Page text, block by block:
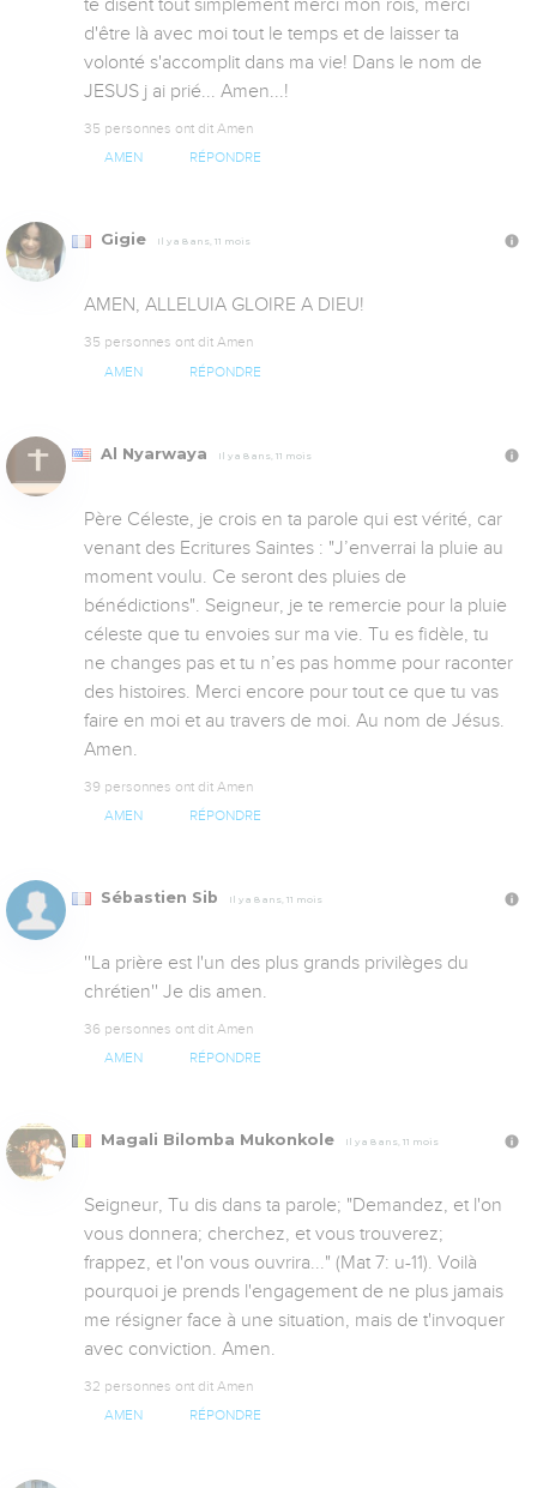
te disent tout simplement merci mon rois, merci
d'être là avec moi tout le temps et de laisser ta
volonté s'accomplit dans ma vie! Dans le nom de
JESUS j ai prié... Amen...!
35 personnes ont dit Amen
AMEN RÉPONDRE
Gigie Il y a 8 ans, 11 mois
AMEN, ALLELUIA GLOIRE A DIEU!
35 personnes ont dit Amen
AMEN RÉPONDRE
Al Nyarwaya Il y a 8 ans, 11 mois
Père Céleste, je crois en ta parole qui est vérité, car
venant des Ecritures Saintes : "J’enverrai la pluie au
moment voulu. Ce seront des pluies de
bénédictions". Seigneur, je te remercie pour la pluie
céleste que tu envoies sur ma vie. Tu es fidèle, tu
ne changes pas et tu n’es pas homme pour raconter
des histoires. Merci encore pour tout ce que tu vas
faire en moi et au travers de moi. Au nom de Jésus.
Amen.
39 personnes ont dit Amen
AMEN RÉPONDRE
Sébastien Sib Il y a 8 ans, 11 mois
''La prière est l'un des plus grands privilèges du
chrétien'' Je dis amen.
36 personnes ont dit Amen
AMEN RÉPONDRE
Magali Bilomba Mukonkole Il y a 8 ans, 11 mois
Seigneur, Tu dis dans ta parole; "Demandez, et l'on
vous donnera; cherchez, et vous trouverez;
frappez, et l'on vous ouvrira..." (Mat 7: u-11). Voilà
pourquoi je prends l'engagement de ne plus jamais
me résigner face à une situation, mais de t'invoquer
avec conviction. Amen.
32 personnes ont dit Amen
AMEN RÉPONDRE